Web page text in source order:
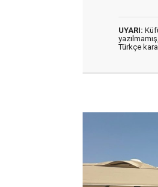
UYARI:
yazılmamış,
Türkçe